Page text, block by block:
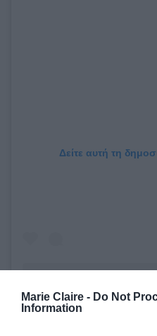
Marie Claire - Do Not
Information
Δείτε αυτή τη